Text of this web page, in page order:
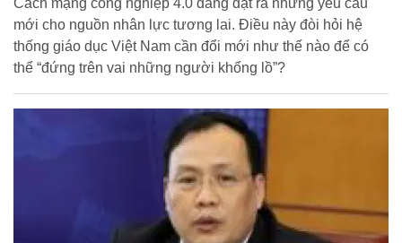
Cách mạng công nghiệp 4.0 đang đặt ra những yêu cầu
mới cho nguồn nhân lực tương lai. Điều này đòi hỏi hệ
thống giáo dục Việt Nam cần đổi mới như thế nào để có
thể “đứng trên vai những người khổng lồ”?